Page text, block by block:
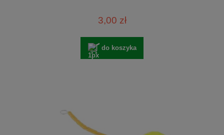
3,00 zł
do koszyka